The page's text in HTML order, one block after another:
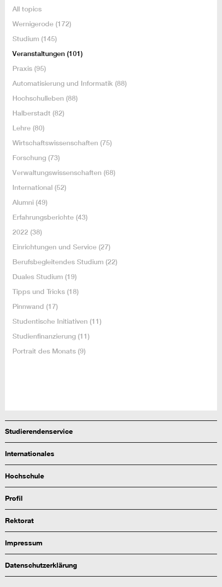
All topics
Wernigerode (172)
Studium (145)
Veranstaltungen (101)
Praxis (95)
Automatisierung und Informatik (88)
Hochschulleben (88)
Halberstadt (82)
Lehre (80)
Wirtschaftswissenschaften (75)
Forschung (73)
Verwaltungswissenschaften (68)
International (52)
Alumni (49)
Erfahrungsberichte (43)
2022 (38)
Einrichtungen und Service (27)
Berufsbegleitendes Studium (22)
Duales Studium (19)
Tipps und Tricks (18)
Pinnwand (17)
Studentische Initiativen (11)
Studienfinanzierung (11)
Portrait des Monats (9)
Studierendenservice
Internationales
Hochschule
Profil
Rektorat
Impressum
Datenschutzerklärung